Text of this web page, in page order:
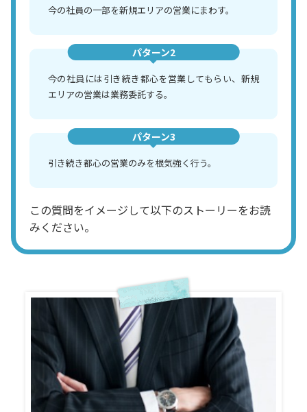
今の社員の一部を新規エリアの営業にまわす。
パターン2
今の社員には引き続き都心を営業してもらい、新規
エリアの営業は業務委託する。
パターン3
引き続き都心の営業のみを根気強く行う。
この質問をイメージして以下のストーリーをお読
みください。